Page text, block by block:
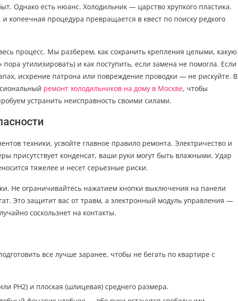
Однако есть нюанс. Холодильник — царство хрупкого пластика.
копеечная процедура превращается в квест по поиску редкого
процесс. Мы разберем, как сохранить крепления целыми, какую
утилизировать) и как поступить, если замена не помогла. Если
искрение патрона или повреждение проводки — не рискуйте. В
ремонт холодильников на дому в Москве, чтобы
устранить неисправность своими силами.
техники, усвойте главное правило ремонта. Электричество и
присутствует конденсат, ваши руки могут быть влажными. Удар
тяжелее и несет серьезные риски.
Не ограничивайтесь нажатием кнопки выключения на панели
Это защитит вас от травм, а электронный модуль управления —
соскользнет на контакты.
все лучше заранее, чтобы не бегать по квартире с
PH2) и плоская (шлицевая) среднего размера.